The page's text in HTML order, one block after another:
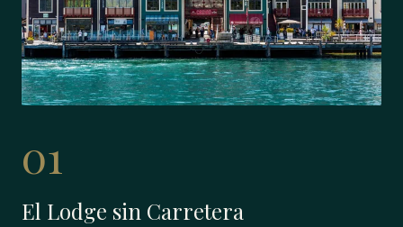
01
El Lodge sin Carretera